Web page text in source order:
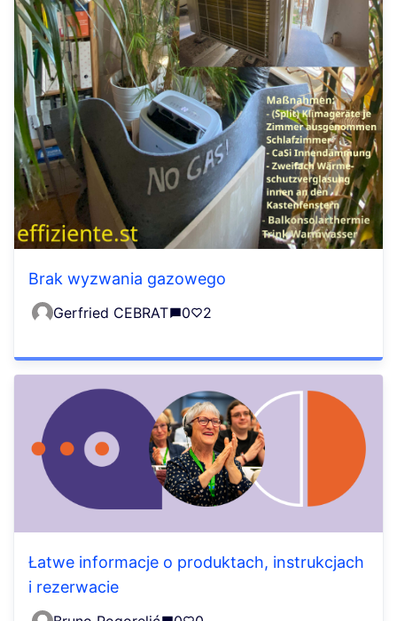
Brak wyzwania gazowego
Gerfried CEBRAT 0 2
Łatwe informacje o produktach, instrukcjach
i rezerwacie